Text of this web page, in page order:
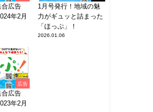
合広告
年2月
1月号発行！地域の魅
力がギュッと詰まった
「ほっぷ」！
2026.01.06
広告
合広告
年2月